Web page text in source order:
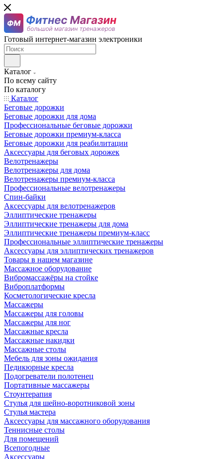
Готовый интернет-магазин электроники
Каталог
По всему сайту
По каталогу
Каталог
Беговые дорожки
Беговые дорожки для дома
Профессиональные беговые дорожки
Беговые дорожки премиум-класса
Беговые дорожки для реабилитации
Аксессуары для беговых дорожек
Велотренажеры
Велотренажеры для дома
Велотренажеры премиум-класса
Профессиональные велотренажеры
Спин-байки
Аксессуары для велотренажеров
Эллиптические тренажеры
Эллиптические тренажеры для дома
Эллиптические тренажеры премиум-класс
Профессиональные эллиптические тренажеры
Аксессуары для эллиптических тренажеров
Товары в нашем магазине
Массажное оборудование
Вибромассажёры на стойке
Виброплатформы
Косметологические кресла
Массажеры
Массажеры для головы
Массажеры для ног
Массажные кресла
Массажные накидки
Массажные столы
Мебель для зоны ожидания
Педикюрные кресла
Подогреватели полотенец
Портативные массажеры
Стоунтерапия
Стулья для шейно-воротниковой зоны
Стулья мастера
Аксессуары для массажного оборудования
Теннисные столы
Для помещений
Всепогодные
Аксессуары